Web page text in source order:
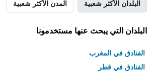
البلدان الأكثر شعبية المدن الأكثر شعبية
البلدان التي يبحث عنها مستخدمونا
الفنادق في المغرب
الفنادق في قطر